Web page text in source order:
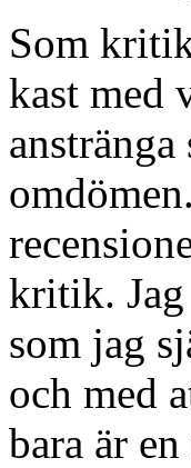
Som
kast med
kritik.
som jag
och med
bara är